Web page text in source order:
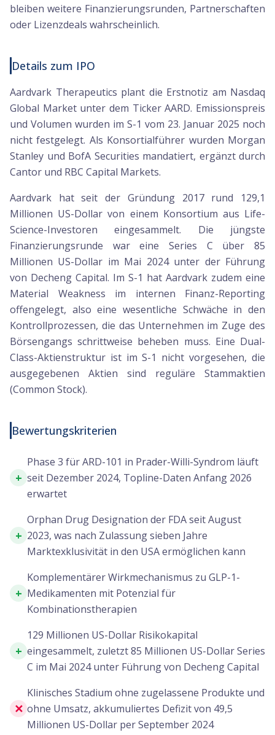
bleiben weitere Finanzierungsrunden, Partnerschaften
oder Lizenzdeals wahrscheinlich.
Details zum IPO
Aardvark Therapeutics plant die Erstnotiz am Nasdaq
Global Market unter dem Ticker AARD. Emissionspreis
und Volumen wurden im S-1 vom 23. Januar 2025 noch
nicht festgelegt. Als Konsortialführer wurden Morgan
Stanley und BofA Securities mandatiert, ergänzt durch
Cantor und RBC Capital Markets.
Aardvark hat seit der Gründung 2017 rund 129,1
Millionen US-Dollar von einem Konsortium aus Life-
Science-Investoren eingesammelt. Die jüngste
Finanzierungsrunde war eine Series C über 85
Millionen US-Dollar im Mai 2024 unter der Führung
von Decheng Capital. Im S-1 hat Aardvark zudem eine
Material Weakness im internen Finanz-Reporting
offengelegt, also eine wesentliche Schwäche in den
Kontrollprozessen, die das Unternehmen im Zuge des
Börsengangs schrittweise beheben muss. Eine Dual-
Class-Aktienstruktur ist im S-1 nicht vorgesehen, die
ausgegebenen Aktien sind reguläre Stammaktien
(Common Stock).
Bewertungskriterien
+
Phase 3 für ARD-101 in Prader-Willi-Syndrom läuft
seit Dezember 2024, Topline-Daten Anfang 2026
erwartet
+
Orphan Drug Designation der FDA seit August
2023, was nach Zulassung sieben Jahre
Marktexklusivität in den USA ermöglichen kann
+
Komplementärer Wirkmechanismus zu GLP-1-
Medikamenten mit Potenzial für
Kombinationstherapien
+
129 Millionen US-Dollar Risikokapital
eingesammelt, zuletzt 85 Millionen US-Dollar Series
C im Mai 2024 unter Führung von Decheng Capital
✕
Klinisches Stadium ohne zugelassene Produkte und
ohne Umsatz, akkumuliertes Defizit von 49,5
Millionen US-Dollar per September 2024